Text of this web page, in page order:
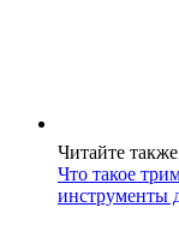
Читайте
Что такое
инструменты